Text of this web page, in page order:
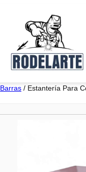
Barras / Estantería Para